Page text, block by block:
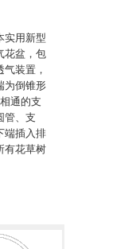
实用新型
花盆，包
装置，
为倒锥形
通的支
管、支
端插入排
有花草树